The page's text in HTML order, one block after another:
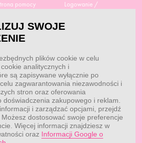
pomocy
zakupów
promocje
od umowy tutaj
suplementacji
Logowanie /
Moje zamówienia
Obsługa klienta:
SWOJE
plików cookie w celu
analitycznych i
są zapisywane wyłącznie po
zagwarantowania niezawodności i
stron oraz oferowania
zakupowego i reklam.
i zarządzać opcjami, przejdź
Możesz dostosować swoje preferencje
Więcej informacji znajdziesz w
oraz Informacji Google o